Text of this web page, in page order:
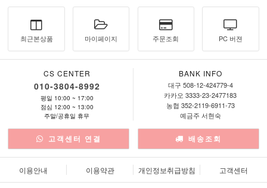
최근본상품 마이페이지 주문조회 PC 버젼
CS CENTER
010-3804-8992
평일 10:00 ~ 17:00
점심 12:00 ~ 13:00
주말/공휴일 휴무
BANK INFO
대구 508-12-424779-4
카카오 3333-23-2477183
농협 352-2119-6911-73
예금주 서현숙
고객센터 연결 배송조회
이용안내 이용약관 개인정보취급방침 고객센터